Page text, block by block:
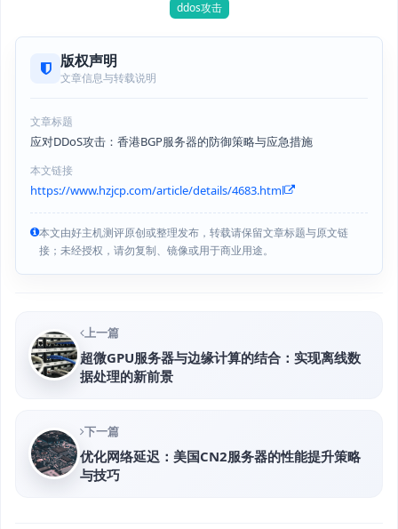
ddos攻击
版权声明
文章信息与转载说明
文章标题
应对DDoS攻击：香港BGP服务器的防御策略与应急措施
本文链接
https://www.hzjcp.com/article/details/4683.html
本文由好主机测评原创或整理发布，转载请保留文章标题与原文链
接；未经授权，请勿复制、镜像或用于商业用途。
上一篇
超微GPU服务器与边缘计算的结合：实现离线数
据处理的新前景
下一篇
优化网络延迟：美国CN2服务器的性能提升策略
与技巧